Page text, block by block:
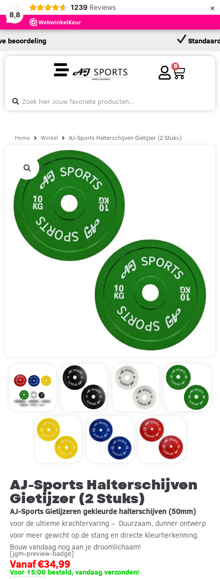
8,8
1239 Reviews ×
Standaard 2
0
Home Winkel AJ-Sports Halterschijven Gietijzer (2 Stuks)
AJ-Sports Halterschijven
Gietijzer (2 Stuks)
AJ-SportsGietijzeren gekleurde halterschijven (50mm)
voor de ultieme krachtervaring – Duurzaam, dunner ontwerp
voor meer gewicht op de stang en directe kleurherkenning.
Bouw vandaag nog aan je droomlichaam!
[jgm-preview-badge]
Vanaf€34,99
Voor 15:00 besteld, vandaag verzonden!